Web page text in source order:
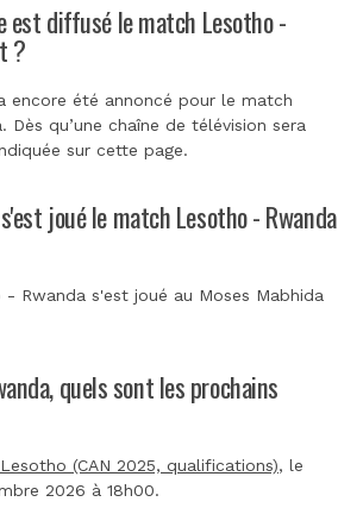
est diffusé le match Lesotho -
?
encore été annoncé pour le match
Dès qu’une chaîne de télévision sera
sur cette page.
joué le match Lesotho - Rwanda
Rwanda s'est joué au Moses Mabhida
quels sont les prochains
(CAN 2025, qualifications), le
2026 à 18h00.